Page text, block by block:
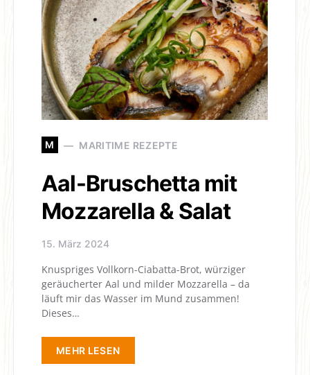
M MARITIME REZEPTE
Aal-Bruschetta mit
Mozzarella & Salat
15. März 2024
Knuspriges Vollkorn-Ciabatta-Brot, würziger
geräucherter Aal und milder Mozzarella – da
läuft mir das Wasser im Mund zusammen!
Dieses…
MEHR LESEN